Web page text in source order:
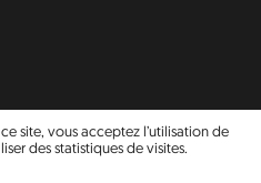
site, vous acceptez l’utilisation de
des statistiques de visites.
Océanie